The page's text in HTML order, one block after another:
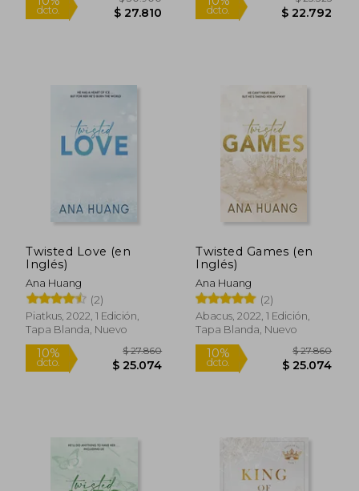
10% 10%
Twisted Love (en
Inglés)
Ana Huang
(2)
Piatkus, 2022, 1 Edición,
Tapa Blanda, Nuevo
Twisted Games (en
Inglés)
Ana Huang
(2)
Abacus, 2022, 1 Edición,
Tapa Blanda, Nuevo